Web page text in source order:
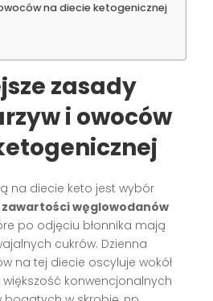
na diecie ketogenicznej
zasady
i owoców
na diecie keto jest wybór
węglowodanów
po odjęciu błonnika mają
cukrów. Dzienna
na tej diecie oscyluje wokół
konwencjonalnych